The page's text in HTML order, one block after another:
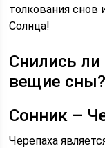
толкования снов
Солнца!
Снились ли
вещие сны?
Сонник –
Черепаха